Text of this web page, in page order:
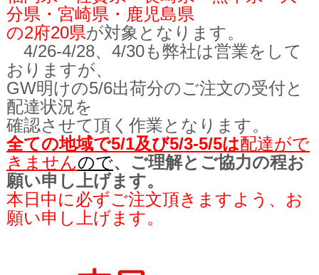
分県・宮崎県・鹿児島県
の2府20県が対象となります。
4/26-4/28、4/30も弊社は営業をして
おりますが、
GW明けの5/6出荷分のご注文の受付と
配達状況を
確認させて頂く 作業となります。
全ての地域で5/1及び5/3-5/5は配達がで
きませんので、ご理解とご協力の程お
願い申し上げます。
本日中に必ずご注文頂きますよう、お
願い申し上げます。